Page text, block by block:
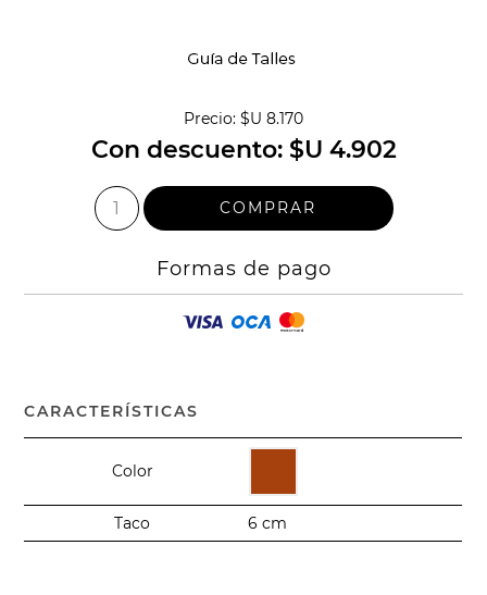
Precio: $U 8.170
Con descuento: $U 4.902
Formas de pago
CARACTERÍSTICAS
Color
Taco 6 cm